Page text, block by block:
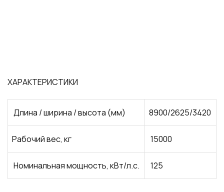
ХАРАКТЕРИСТИКИ
Длина / ширина / высота (мм) 8900/2625/3420
Рабочий вес, кг 15000
Номинальная мощность, кВт/л.с. 125